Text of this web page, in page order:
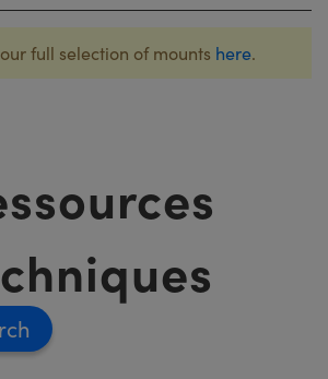
full selection of mounts here.